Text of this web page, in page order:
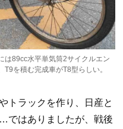
は89cc水平単気筒2サイクルエン
T9を積む完成車がT8型らしい。
トラックを作り、日産と
ではありましたが、戦後